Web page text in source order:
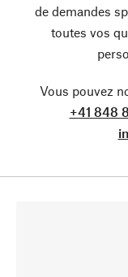
de demandes
toutes vos
Vous pouvez
+41 848